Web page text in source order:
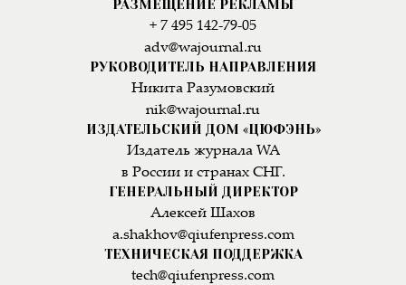
РАЗМЕЩЕНИЕ РЕКЛАМЫ
+ 7 495 142-79-05
adv@wajournal.ru
РУКОВОДИТЕЛЬ НАПРАВЛЕНИЯ
Никита Разумовский
nik@wajournal.ru
ИЗДАТЕЛЬСКИЙ ДОМ «ЦЮФЭНЬ»
Издатель журнала WA
в России и странах СНГ.
ГЕНЕРАЛЬНЫЙ ДИРЕКТОР
Алексей Шахов
a.shakhov@qiufenpress.com
ТЕХНИЧЕСКАЯ ПОДДЕРЖКА
tech@qiufenpress.com